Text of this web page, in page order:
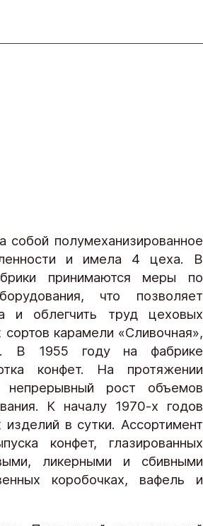
собой полумеханизированное
и имела 4 цеха. В
принимаются меры по
что позволяет
и облегчить труд цеховых
карамели «Сливочная»,
В 1955 году на фабрике
конфет. На протяжении
непрерывный рост объемов
К началу 1970-х годов
в сутки. Ассортимент
конфет, глазированных
ликерными и сбивными
коробочках, вафель и